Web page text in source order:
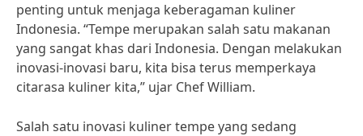
penting untuk menjaga keberagaman kuliner
Indonesia. “Tempe merupakan salah satu makanan
yang sangat khas dari Indonesia. Dengan melakukan
inovasi-inovasi baru, kita bisa terus memperkaya
citarasa kuliner kita,” ujar Chef William.
Salah satu inovasi kuliner tempe yang sedang